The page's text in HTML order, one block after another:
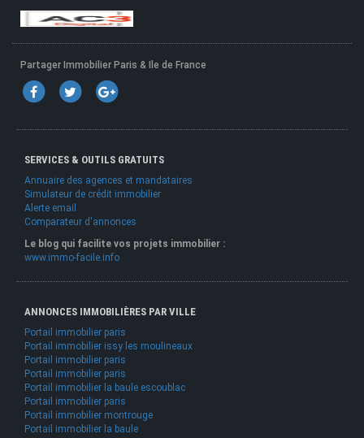
Partager Immobilier Paris & Ile de France
SERVICES & OUTILS GRATUITS
Annuaire des agences et mandataires
Simulateur de crédit immobilier
Alerte email
Comparateur d'annonces
Le blog qui facilite vos projets immobilier :
www.immo-facile.info
ANNONCES IMMOBILIÈRES PAR VILLE
Portail immobilier paris
Portail immobilier issy les moulineaux
Portail immobilier paris
Portail immobilier paris
Portail immobilier la baule escoublac
Portail immobilier paris
Portail immobilier montrouge
Portail immobilier la baule